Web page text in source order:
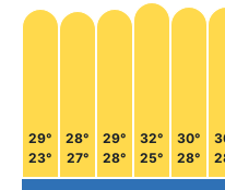
29°
23°
28°
27°
29°
28°
32°
25°
30°
28°